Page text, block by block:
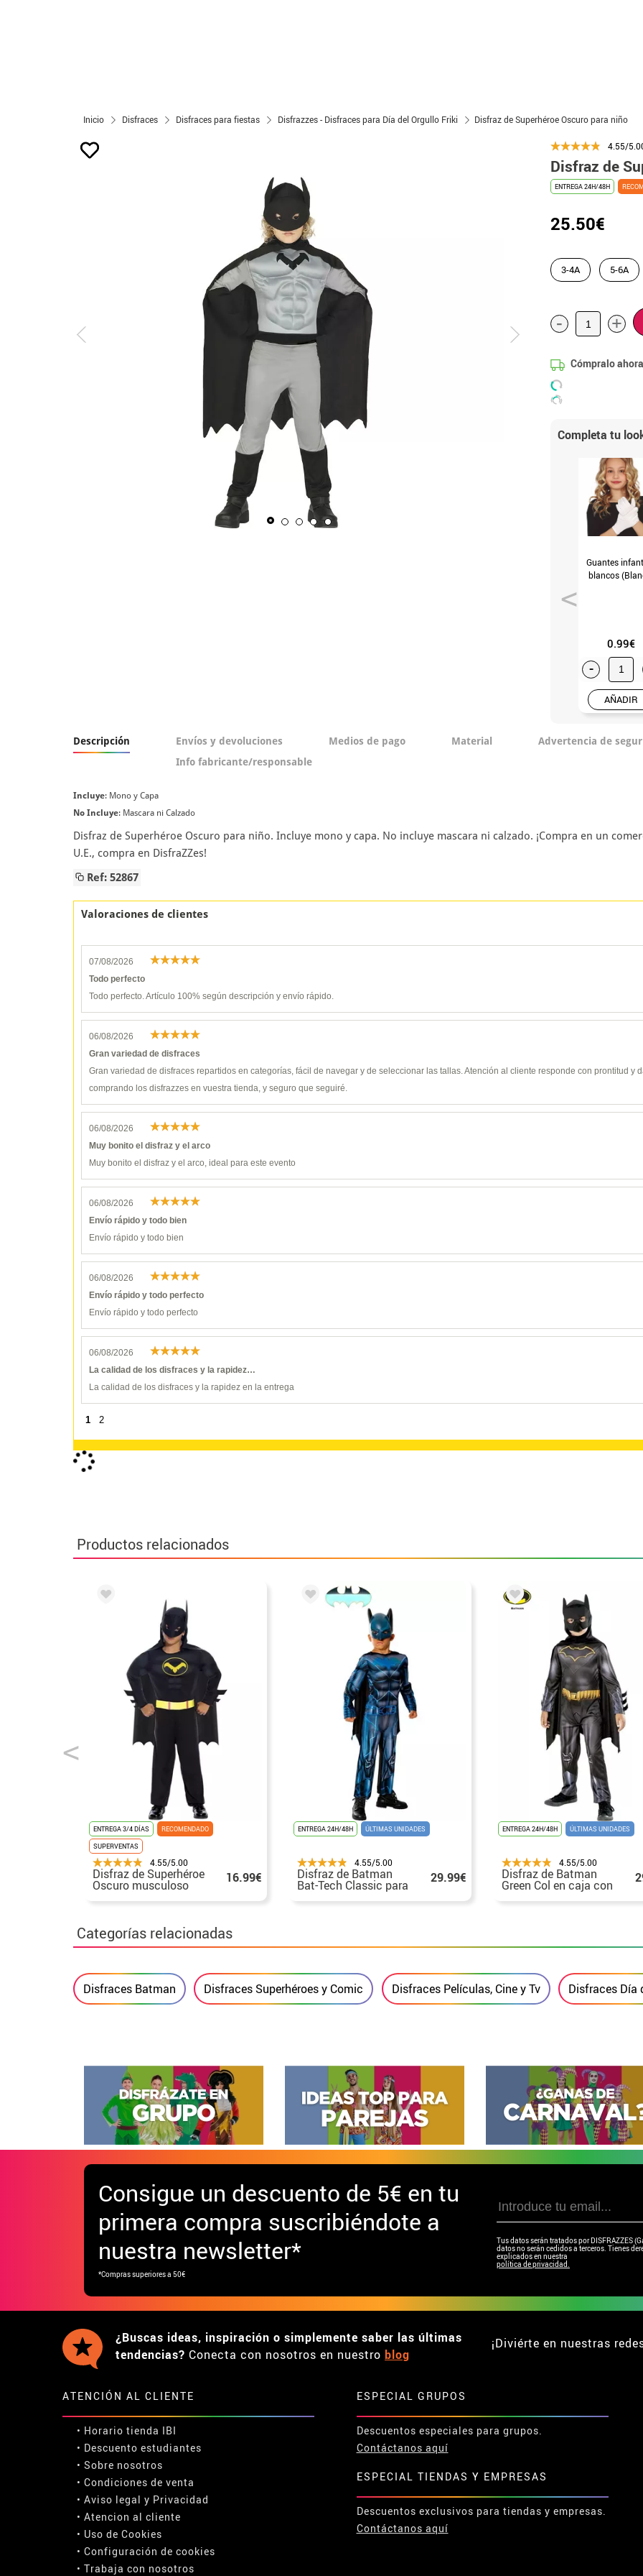
Inicio Disfraces Disfraces para fiestas Disfrazzes - Disfraces para Día del Orgullo Friki Disfraz de Superhéroe Oscuro para niño
4.55/
Disfraz de
ENTREGA 24H/48H
25.50€
3-4A 5-6A
- +
Cómpralo
Completa tu
Guantes
blancos
0.99€
-
AÑADIR
Descripción Envíos y devoluciones Medios de pago Material
Advertencia de
Info fabricante/responsable
Incluye: Mono y Capa
No Incluye: Mascara ni Calzado
Disfraz de Superhéroe Oscuro para niño. Incluye mono y capa. No incluye mascara ni calzado. ¡Compra en un
U.E., compra en DisfraZZes!
Ref: 52867
Valoraciones de clientes
07/08/2026
Todo perfecto
Todo perfecto. Artículo 100% según descripción y envío rápido.
06/08/2026
Gran variedad de disfraces
Gran variedad de disfraces repartidos en categorías, fácil de navegar y de seleccionar las tallas. Atención al cliente responde con prontitud y
comprando los disfrazzes en vuestra tienda, y seguro que seguiré.
06/08/2026
Muy bonito el disfraz y el arco
Muy bonito el disfraz y el arco, ideal para este evento
06/08/2026
Envío rápido y todo bien
Envío rápido y todo bien
06/08/2026
Envío rápido y todo perfecto
Envío rápido y todo perfecto
06/08/2026
La calidad de los disfraces y la rapidez…
La calidad de los disfraces y la rapidez en la entrega
1 2
Productos relacionados
ENTREGA 3/4 DÍAS
RECOMENDADO
SUPERVENTAS
4.55/5.00
Disfraz de Superhéroe
Oscuro musculoso 16.99€
ENTREGA 24H/48H ÚLTIMAS UNIDADES
4.55/5.00
Disfraz de Batman
Bat-Tech Classic para 29.99€
ENTREGA 24H/48H ÚLTIMAS UNIDADES
4.55/5.00
Disfraz de Batman
Green Col en caja con
máscara para niño
Categorías relacionadas
Disfraces Batman Disfraces Superhéroes y Comic Disfraces Películas, Cine y Tv Disfraces Día
Consigue un descuento de 5€ en tu
primera compra suscribiéndote a
nuestra newsletter*
*Compras superiores a 50€
Tus datos serán tratados por DISFRAZZES
datos no serán cedidos a terceros. Tienes
explicados en nuestra
política de privacidad.
¿Buscas ideas, inspiración o simplemente saber las últimas
tendencias? Conecta con nosotros en nuestro blog
¡Diviérte en nuestras
ATENCIÓN AL CLIENTE
• Horario tienda IBI
• Descuento estudiantes
• Sobre nosotros
• Condiciones de venta
• Aviso legal y Privacidad
• Atencion al cliente
• Uso de Cookies
• Configuración de cookies
• Trabaja con nosotros
ESPECIAL GRUPOS
Descuentos especiales para grupos.
Contáctanos aquí
ESPECIAL TIENDAS Y EMPRESAS
Descuentos exclusivos para tiendas y empresas.
Contáctanos aquí